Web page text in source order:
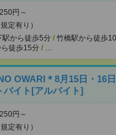
円～
定有り）
駅から徒歩5分 / 竹橋駅から徒歩10
徒歩15分 / …
OWARI＊8月15日・16
バイト[アルバイト]
円～
定有り）